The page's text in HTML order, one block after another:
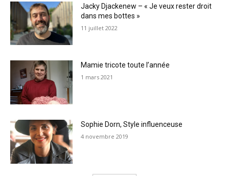
Jacky Djackenew – « Je veux rester droit
dans mes bottes »
11 juillet 2022
Mamie tricote toute l’année
1 mars 2021
Sophie Dorn, Style influenceuse
4 novembre 2019